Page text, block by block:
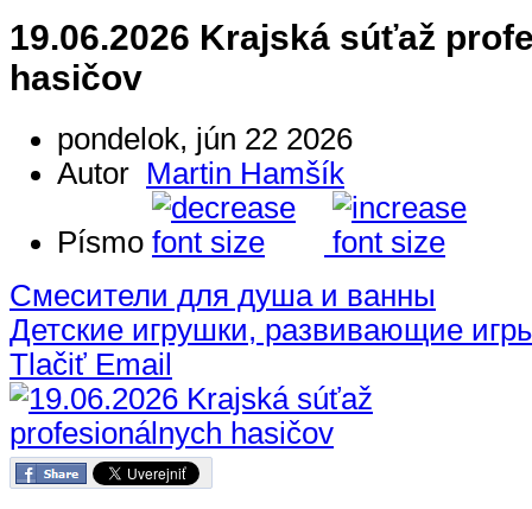
19.06.2026 Krajská súťaž
hasičov
pondelok, jún 22 2026
Autor Martin Hamšík
Písmo
Смесители для душа и ванны
Детские игрушки, развивающие
Tlačiť Email